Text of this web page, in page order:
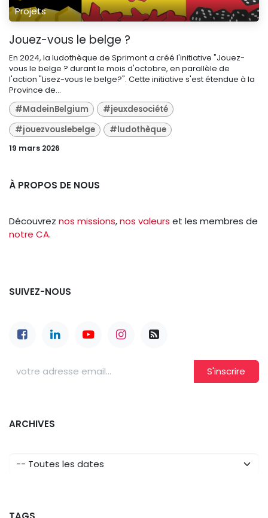
Projets
Jouez-vous le belge ?
En 2024, la ludothèque de Sprimont a créé l'initiative "Jouez-
vous le belge ? durant le mois d'octobre, en parallèle de
l'action "Lisez-vous le belge?". Cette initiative s'est étendue à la
Province de...
#MadeinBelgium
#jeuxdesociété
#jouezvouslebelge
#ludothèque
19 mars 2026
À PROPOS DE NOUS
Découvrez nos missions,nos valeurs et les membres de
notre CA.
SUIVEZ-NOUS
S'inscrire
ARCHIVES